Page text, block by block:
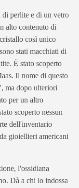
di perlite e di un vetro
alto contenuto di
così unico
stati macchiati di
È stato scoperto
Il nome di questo
ma dopo ulteriori
per un altro
scoperto nessun
dell'inventario
gioiellieri americani
l'ossidiana
Dà a chi lo indossa